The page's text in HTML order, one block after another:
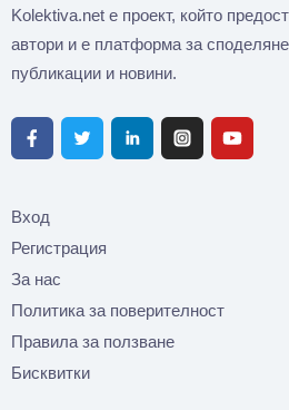
Kolektiva.net е проект, който
автори и е платформа за
публикации и новини.
Вход
Регистрация
За нас
Политика за поверителност
Правила за ползване
Бисквитки